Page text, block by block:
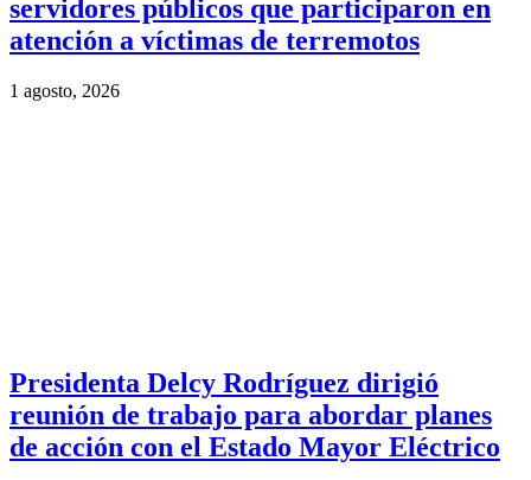
servidores públicos que participaron en
atención a víctimas de terremotos
1 agosto, 2026
Presidenta Delcy Rodríguez dirigió
reunión de trabajo para abordar planes
de acción con el Estado Mayor Eléctrico